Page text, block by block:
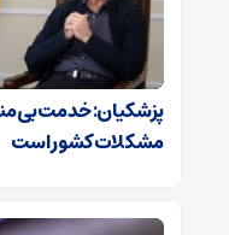
پزشکیان: خدمت
مشکلات کشور است